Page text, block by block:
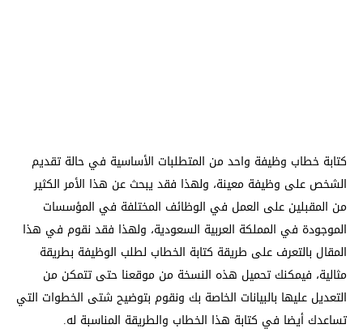
كتابة خطاب وظيفة واحد من المتطلبات الأساسية في حالة تقديم
الشخص على وظيفة معينة، ولهذا فقد يبحث عن هذا الأمر الكثير
من المقبلين على العمل في الوظائف المختلفة في المؤسسات
الموجودة في المملكة العربية السعودية، ولهذا فقد نقوم في هذا
المقال بالتعرف على طريقة كتابة الخطاب لطلب الوظيفة بطريقة
مثالية، فيمكنك تحميل هذه النسخة من موقعنا حتى تتمكن من
التعديل عليها بالبيانات الخاصة بك ونقوم بتوضيح شتى الخطوات التي
تساعدك أيضا في كتابة هذا الخطاب والطريقة المناسبة له.